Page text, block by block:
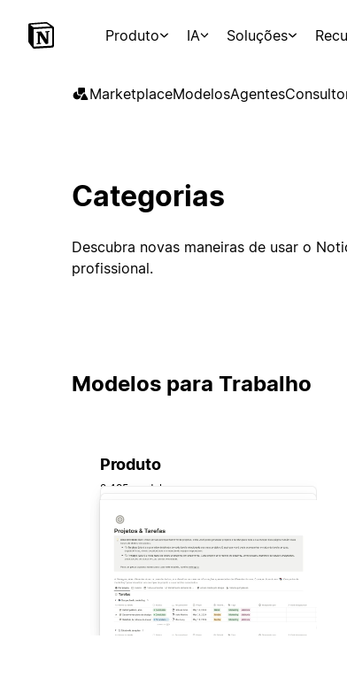
Produto IA Soluções
MarketplaceModelosAgentes
Categorias
Descubra novas maneiras de usar o
profissional.
Modelos para Trabalho
Produto
2.495 modelos